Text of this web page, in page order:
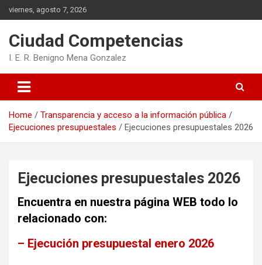
Skip
to
viernes, agosto 7, 2026
Ciudad Competencias
I. E. R. Benigno Mena Gonzalez
Home
Transparencia y acceso a la información pública
Ejecuciones presupuestales
Ejecuciones presupuestales 2026
Ejecuciones presupuestales 2026
Encuentra en nuestra página WEB todo lo
relacionado con:
– Ejecución presupuestal enero 2026